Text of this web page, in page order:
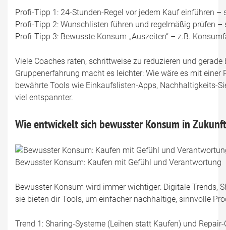
Profi-Tipp 1: 24-Stunden-Regel vor jedem Kauf einführen
Profi-Tipp 2: Wunschlisten führen und regelmäßig prüfen
Profi-Tipp 3: Bewusste Konsum-„Auszeiten“ – z.B.
Viele Coaches raten, schrittweise zu reduzieren und
Gruppenerfahrung macht es leichter: Wie wäre es mit
bewährte Tools wie Einkaufslisten-Apps, Nachhaltigkeits-
viel entspannter.
Wie entwickelt sich bewusster Konsum in
Bewusster Konsum: Kaufen mit Gefühl und Verantwortung
Bewusster Konsum wird immer wichtiger: Digitale Trends,
sie bieten dir Tools, um einfacher nachhaltige, sinnvolle
Trend 1: Sharing-Systeme (Leihen statt Kaufen) und